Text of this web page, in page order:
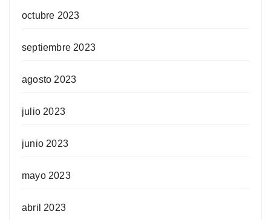
octubre 2023
septiembre 2023
agosto 2023
julio 2023
junio 2023
mayo 2023
abril 2023